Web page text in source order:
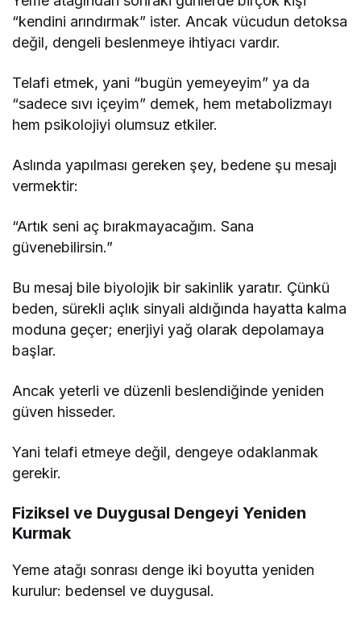
“kendini arındırmak” ister. Ancak vücudun detoksa
değil, dengeli beslenmeye ihtiyacı vardır.
Telafi etmek, yani “bugün yemeyeyim” ya da
“sadece sıvı içeyim” demek, hem metabolizmayı
hem psikolojiyi olumsuz etkiler.
Aslında yapılması gereken şey, bedene şu mesajı
vermektir:
“Artık seni aç bırakmayacağım. Sana
güvenebilirsin.”
Bu mesaj bile biyolojik bir sakinlik yaratır. Çünkü
beden, sürekli açlık sinyali aldığında hayatta kalma
moduna geçer; enerjiyi yağ olarak depolamaya
başlar.
Ancak yeterli ve düzenli beslendiğinde yeniden
güven hisseder.
Yani telafi etmeye değil, dengeye odaklanmak
gerekir.
Fiziksel ve Duygusal Dengeyi Yeniden
Kurmak
Yeme atağı sonrası denge iki boyutta yeniden
kurulur: bedensel ve duygusal.